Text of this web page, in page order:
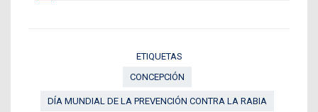
ETIQUETAS
CONCEPCIÓN
DÍA MUNDIAL DE LA PREVENCIÓN CONTRA LA RABIA